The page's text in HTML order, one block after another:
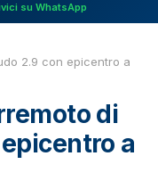
su WhatsApp
2.9 con epicentro a
di
a